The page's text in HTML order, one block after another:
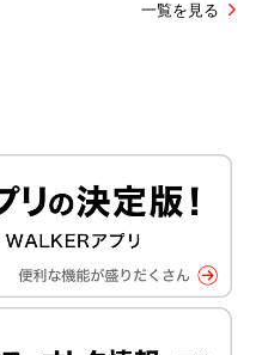
一覧を見る